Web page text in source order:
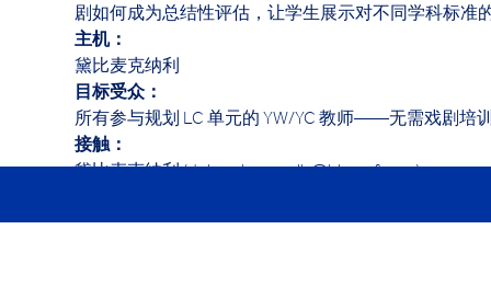
剧如何成为总结性评估，让学生展示对不同学科标准
主机：
黛比麦克纳利
目标受众：
所有参与规划 LC 单元的 YW/YC 教师——无需戏剧培
接触：